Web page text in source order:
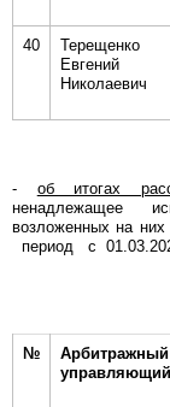
40
Николаевич
- об итогах
ненадлежащее
возложенных на
период с
№
Арбитражный
управляющий